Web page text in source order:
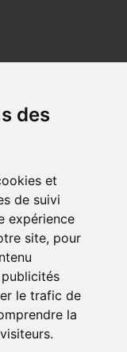
des
et
de suivi
expérience
site, pour
le trafic de
la